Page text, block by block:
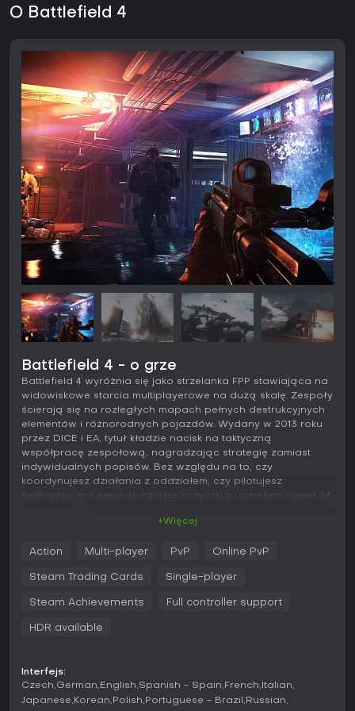
O Battlefield 4
Battlefield 4 - o grze
Battlefield 4 wyróżnia się jako strzelanka FPP stawiająca na
widowiskowe starcia multiplayerowe na dużą skalę. Zespoły
ścierają się na rozległych mapach pełnych destrukcyjnych
elementów i różnorodnych pojazdów. Wydany w 2013 roku
przez DICE i EA, tytuł kładzie nacisk na taktyczną
współpracę zespołową, nagradzając strategię zamiast
indywidualnych popisów. Bez względu na to, czy
koordynujesz działania z oddziałem, czy pilotujesz
helikopter, gra serwuje zacięte potyczki z udziałem nawet 64
W Battlefield 4 podstawowa pętla rozgrywki opiera się na
walce klasowej w czterech rolach: Assault, Engineer,
wskrzeszeniami za pomocą defibrylatorów, Engineer
dostarcza amunicję i prowadzi ostrzał supresyjny, a Recon
uchwyty i tłumiki, z opcjami trybów ognia takimi jak seria czy
automatyczny.
+Więcej
Action Multi-player PvP Online PvP
Steam Trading Cards Single-player
Steam Achievements Full controller support
HDR available
Interfejs:
Czech German English Spanish - Spain French Italian
Japanese Korean Polish Portuguese - Brazil
Russian